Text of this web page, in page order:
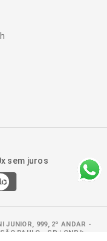
sem juros